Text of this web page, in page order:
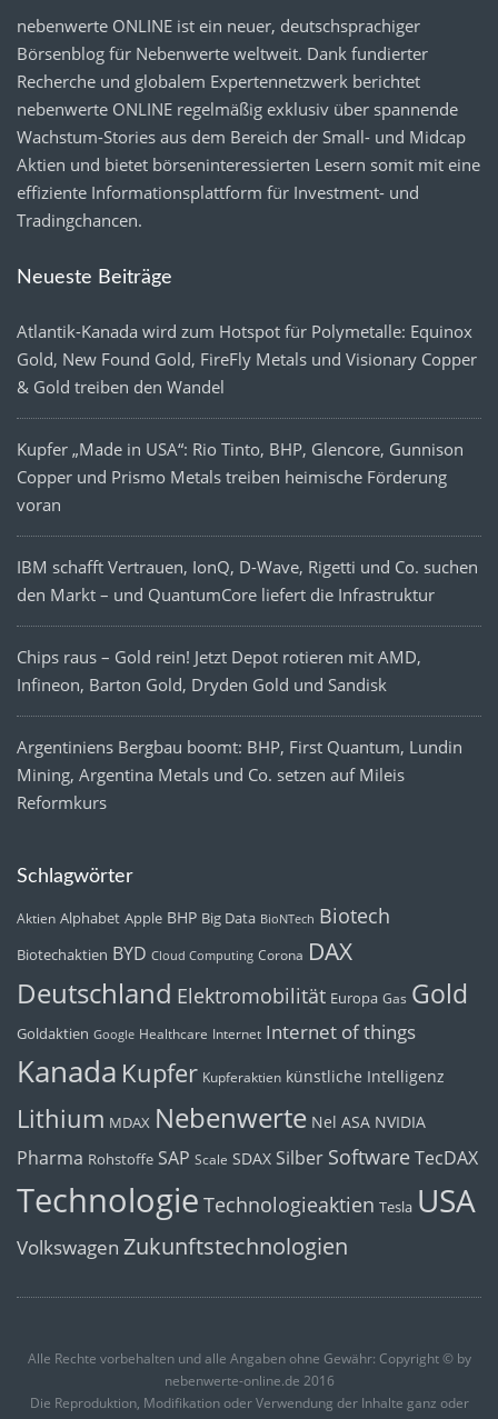
nebenwerte ONLINE ist ein neuer, deutschsprachiger
Börsenblog für Nebenwerte weltweit. Dank fundierter
Recherche und globalem Expertennetzwerk berichtet
nebenwerte ONLINE regelmäßig exklusiv über spannende
Wachstum-Stories aus dem Bereich der Small- und Midcap
Aktien und bietet börseninteressierten Lesern somit mit eine
effiziente Informationsplattform für Investment- und
Tradingchancen.
Neueste Beiträge
Atlantik-Kanada wird zum Hotspot für Polymetalle: Equinox
Gold, New Found Gold, FireFly Metals und Visionary Copper
& Gold treiben den Wandel
Kupfer „Made in USA“: Rio Tinto, BHP, Glencore, Gunnison
Copper und Prismo Metals treiben heimische Förderung
voran
IBM schafft Vertrauen, IonQ, D-Wave, Rigetti und Co. suchen
den Markt – und QuantumCore liefert die Infrastruktur
Chips raus – Gold rein! Jetzt Depot rotieren mit AMD,
Infineon, Barton Gold, Dryden Gold und Sandisk
Argentiniens Bergbau boomt: BHP, First Quantum, Lundin
Mining, Argentina Metals und Co. setzen auf Mileis
Reformkurs
Schlagwörter
Aktien Alphabet Apple BHP Big Data BioNTech Biotech
Biotechaktien BYD Cloud Computing Corona DAX
Deutschland Elektromobilität Europa Gas Gold
Goldaktien Google Healthcare Internet Internet of things
Kanada Kupfer Kupferaktien künstliche Intelligenz
Lithium MDAX Nebenwerte Nel ASA NVIDIA
Pharma Rohstoffe SAP Scale SDAX Silber SoftwareTecDAX
Technologie Technologieaktien Tesla USA
Volkswagen Zukunftstechnologien
Alle Rechte vorbehalten und alle Angaben ohne Gewähr: Copyright © by
nebenwerte-online.de 2016
Die Reproduktion, Modifikation oder Verwendung der Inhalte ganz oder